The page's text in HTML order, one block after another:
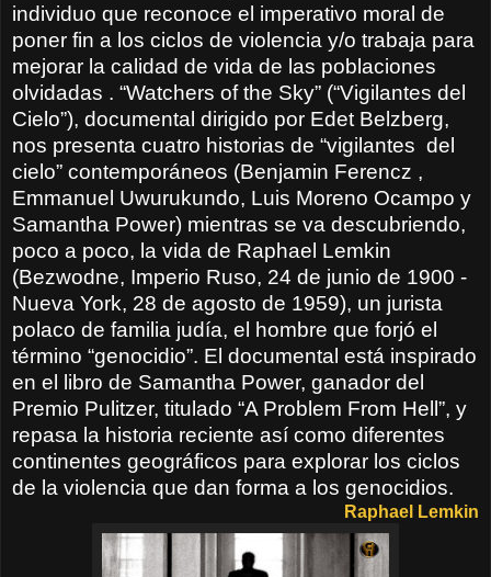
individuo que reconoce el imperativo moral de
poner fin a los ciclos de violencia y/o trabaja para
mejorar la calidad de vida de las poblaciones
olvidadas . “Watchers of the Sky” (“Vigilantes del
Cielo”), documental dirigido por Edet Belzberg,
nos presenta cuatro historias de “vigilantes del
cielo” contemporáneos (Benjamin Ferencz ,
Emmanuel Uwurukundo, Luis Moreno Ocampo y
Samantha Power) mientras se va descubriendo,
poco a poco, la vida de Raphael Lemkin
(Bezwodne, Imperio Ruso, 24 de junio de 1900 -
Nueva York, 28 de agosto de 1959), un jurista
polaco de familia judía, el hombre que forjó el
término “genocidio”. El documental está inspirado
en el libro de Samantha Power, ganador del
Premio Pulitzer, titulado “A Problem From Hell”, y
repasa la historia reciente así como diferentes
continentes geográficos para explorar los ciclos
de la violencia que dan forma a los genocidios.
Raphael Lemkin